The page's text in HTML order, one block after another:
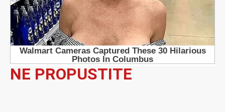
NE PROPUSTITE